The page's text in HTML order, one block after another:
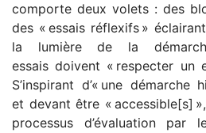
comporte deux volets : des
des « essais réflexifs »
la lumière de la
essais doivent « respecter un
S’inspirant d’« une démarche
et devant être « accessible[s]
processus d’évaluation par